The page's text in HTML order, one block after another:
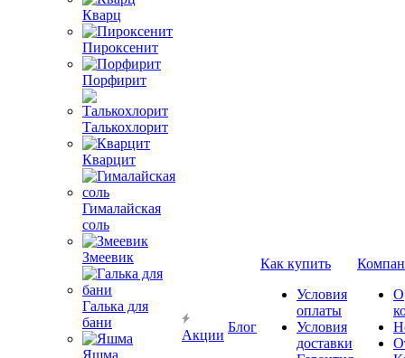
Кварц
Пироксенит
Порфирит
Талькохлорит
Кварцит
Гималайская
соль
Змеевик
Галька для
бани
Яшма
Акции
Блог
Как купить
Условия
оплаты
Условия
доставки
О